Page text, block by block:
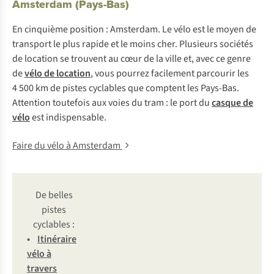
Amsterdam (Pays-Bas)
En cinquième position : Amsterdam. Le vélo est le moyen de
transport le plus rapide et le moins cher. Plusieurs sociétés
de location se trouvent au cœur de la ville et, avec ce genre
devélo de location, vous pourrez facilement parcourir les
4 500 km de pistes cyclables que comptent les Pays-Bas.
Attention toutefois aux voies du tram : le port ducasque de
véloest indispensable.
Faire du vélo à Amsterdam
De belles
pistes
cyclables :
• Itinéraire
véloà
travers